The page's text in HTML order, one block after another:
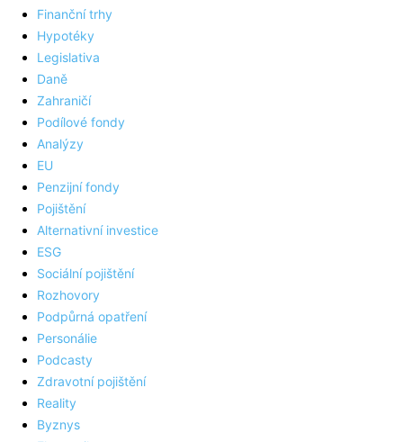
Finanční trhy
Hypotéky
Legislativa
Daně
Zahraničí
Podílové fondy
Analýzy
EU
Penzijní fondy
Pojištění
Alternativní investice
ESG
Sociální pojištění
Rozhovory
Podpůrná opatření
Personálie
Podcasty
Zdravotní pojištění
Reality
Byznys